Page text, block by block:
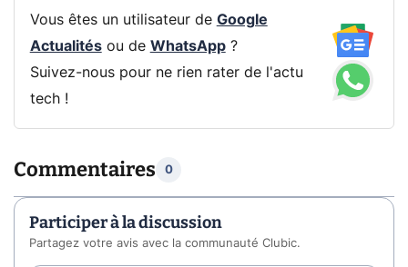
Vous êtes un utilisateur de Google
Actualitésou de WhatsApp?
Suivez-nous pour ne rien rater de l'actu
tech !
Commentaires 0
Participer à la discussion
Partagez votre avis avec la communauté Clubic.